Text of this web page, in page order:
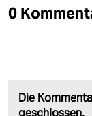
0
Die